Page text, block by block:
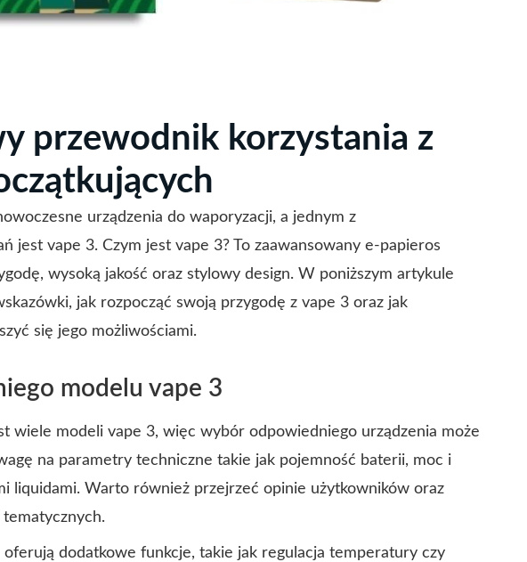
przewodnik korzystania z
urządzenia do waporyzacji, a jednym z
jest vape 3. Czym jest vape 3? To zaawansowany e-papieros
wysoką jakość oraz stylowy design. W poniższym artykule
jak rozpocząć swoją przygodę z vape 3 oraz jak
się jego możliwościami.
modelu vape 3
wiele modeli vape 3, więc wybór odpowiedniego urządzenia może
na parametry techniczne takie jak pojemność baterii, moc i
liquidami. Warto również przejrzeć opinie użytkowników oraz
dodatkowe funkcje, takie jak regulacja temperatury czy